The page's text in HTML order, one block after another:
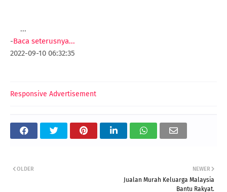
...
-Baca seterusnya...
2022-09-10 06:32:35
Responsive Advertisement
NEWER
Jualan Murah Keluarga Malaysia
Bantu Rakyat.
OLDER